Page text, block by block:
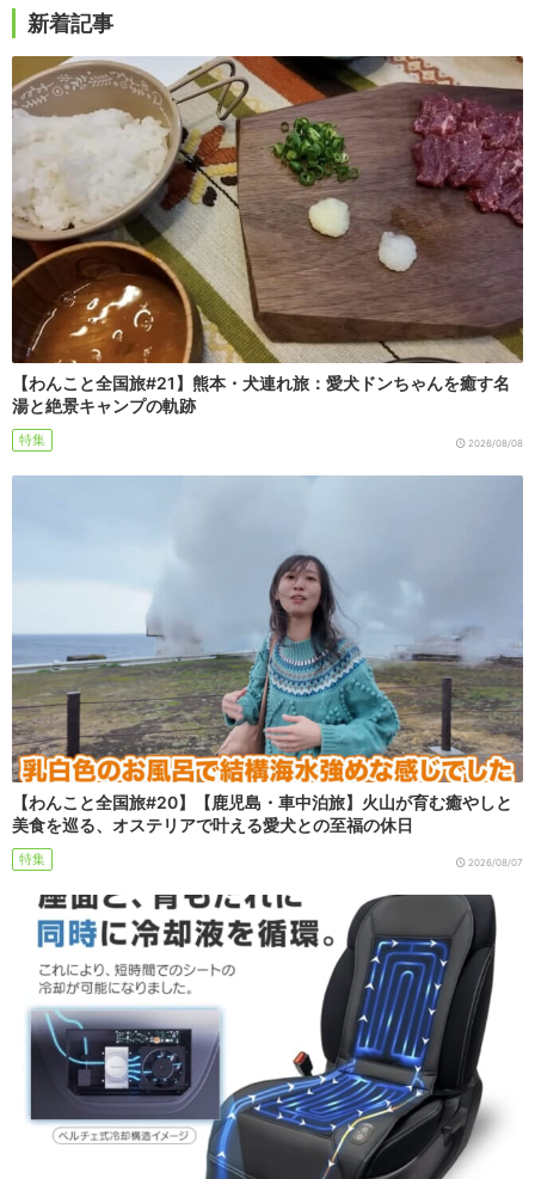
新着記事
【わんこと全国旅#21】熊本・犬連れ旅：愛犬ドンちゃんを癒す名
湯と絶景キャンプの軌跡
特集 2026/08/08
【わんこと全国旅#20】【鹿児島・車中泊旅】火山が育む癒やしと
美食を巡る、オステリアで叶える愛犬との至福の休日
特集 2026/08/07